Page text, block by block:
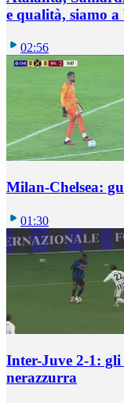
e qualità, siamo
02:56
Milan-Chelsea:
01:30
Inter-Juve 2-1:
nerazzurra